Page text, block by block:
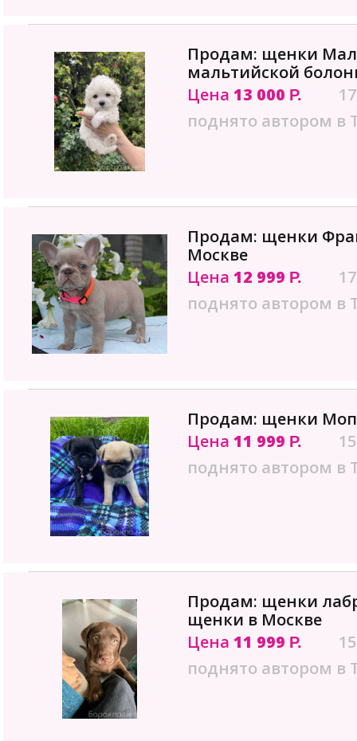
Продам: щенки
мальтийской
Цена 13 000 Р.
поднято автором в
Продам: щенки
Москве
Цена 12 999 Р.
поднято автором в
Продам: щенки
Цена 11 999 Р.
поднято автором в
Продам: щенки
щенки в Москве
Цена 11 999 Р.
поднято автором в